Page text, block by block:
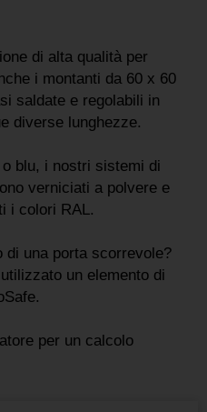
di alta qualità per
i montanti da 60 x 60
saldate e regolabili in
diverse lunghezze.
blu, i nostri sistemi di
verniciati a polvere e
i colori RAL.
di una porta scorrevole?
un elemento di
per un calcolo